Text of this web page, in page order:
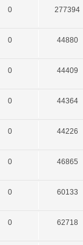
0 277394
0 44880
0 44409
0 44364
0 44226
0 46865
0 60133
0 62718